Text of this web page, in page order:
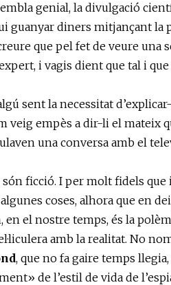
genial, la divulgació
guanyar diners mitjançant la
que pel fet de veure
i vagis dient que tal i que
sent la necessitat
veig empès a dir-li el mateix
una conversa amb el
són ficció. I per molt fidels
coses, alhora que en
en el nostre temps, és la
amb la realitat. No
, que no fa gaire temps
de l’estil de vida de